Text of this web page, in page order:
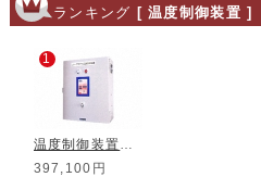
ランキング [ 温度制御装置 ]
1
397,100円